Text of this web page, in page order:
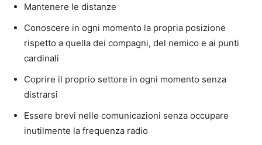
‍Mantenere le distanze
‍Conoscere in ogni momento la propria posizione
rispetto a quella dei compagni, del nemico e ai punti
cardinali
‍Coprire il proprio settore in ogni momento senza
distrarsi
‍Essere brevi nelle comunicazioni senza occupare
inutilmente la frequenza radio